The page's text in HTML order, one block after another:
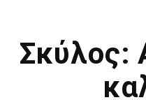
Σκύλος: